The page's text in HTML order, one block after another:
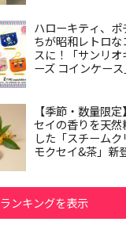
ハローキティ、ポ
ちが昭和レトロな
スに！「サンリ
ーズ コインケー
【季節・数量限
セイの香りを天然
した「スチーム
モクセイ&茶」新
ランキングを表示